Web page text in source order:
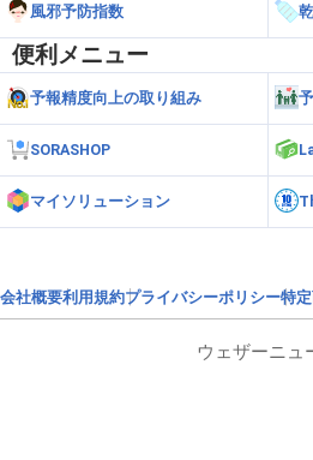
風邪予防指数
便利メニュー
予報精度向上の取り組み
SORASHOP
マイソリューション
会社概要利用規約プライバシーポリシー特
ウェザーニュ